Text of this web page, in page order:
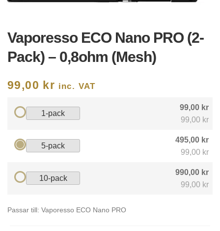
Vaporesso ECO Nano PRO (2-
Pack) – 0,8ohm (Mesh)
99,00 kr inc. VAT
1-pack
99,00 kr
99,00 kr
5-pack
495,00 kr
99,00 kr
10-pack
990,00 kr
99,00 kr
Passar till: Vaporesso ECO Nano PRO